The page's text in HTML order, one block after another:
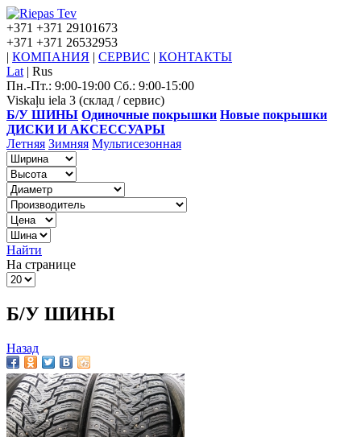
+371 +371 29101673
+371 +371 26532953
| КОМПАНИЯ | СЕРВИС | КОНТАКТЫ
Lat | Rus
Пн.-Пт.: 9:00-19:00 Сб.: 9:00-15:00
Viskaļu iela 3 (склад / сервис)
Б/У ШИНЫ Одиночные покрышки Новые покрышки
ДИСКИ И АКСЕССУАРЫ
Летняя Зимняя Мультисезонная
Найти
На странице
Б/У ШИНЫ
Назад